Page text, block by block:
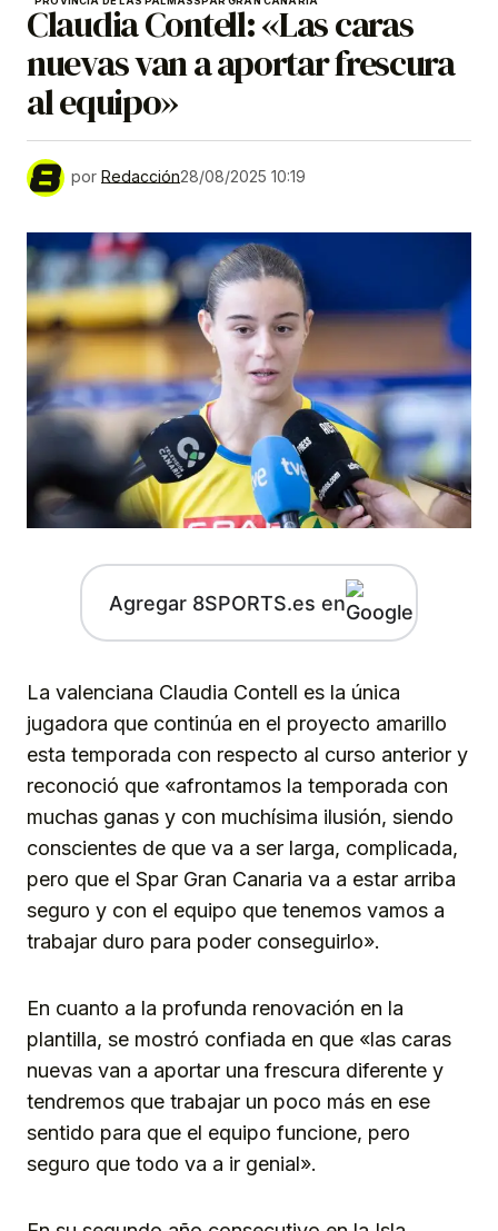
Claudia Contell: «Las caras
nuevas van a aportar frescura
al equipo»
por Redacción28/08/2025 10:19
Agregar 8SPORTS.es en
La valenciana Claudia Contell es la única
jugadora que continúa en el proyecto amarillo
esta temporada con respecto al curso anterior y
reconoció que «afrontamos la temporada con
muchas ganas y con muchísima ilusión, siendo
conscientes de que va a ser larga, complicada,
pero que el Spar Gran Canaria va a estar arriba
seguro y con el equipo que tenemos vamos a
trabajar duro para poder conseguirlo».
En cuanto a la profunda renovación en la
plantilla, se mostró confiada en que «las caras
nuevas van a aportar una frescura diferente y
tendremos que trabajar un poco más en ese
sentido para que el equipo funcione, pero
seguro que todo va a ir genial».